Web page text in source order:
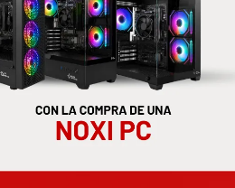
Gabinete Noxi
4x120mm